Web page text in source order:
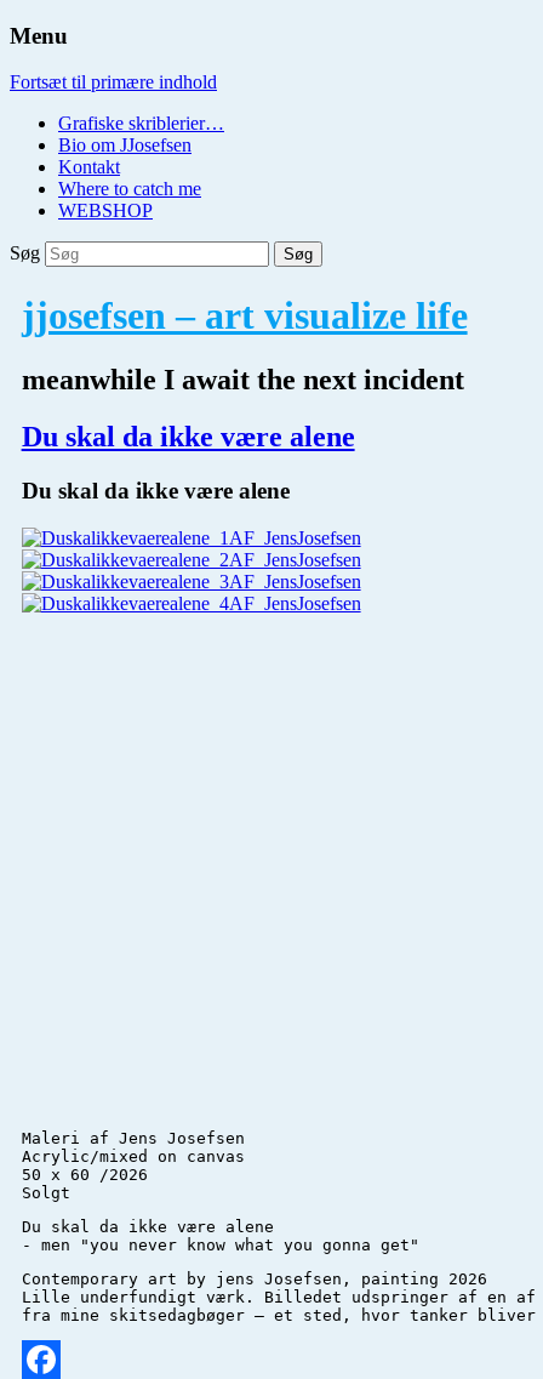
Menu
Fortsæt til primære indhold
Grafiske skriblerier…
Bio om JJosefsen
Kontakt
Where to catch me
WEBSHOP
Søg
jjosefsen – art visualize life
meanwhile I await the next incident
Du skal da ikke være alene
Du skal da ikke være alene
Maleri af Jens Josefsen
Acrylic/mixed on canvas
50 x 60 /2026
Solgt
Du skal da ikke være alene
- men "you never know what you gonna get"
Contemporary art by jens Josefsen, painting 2026
Lille underfundigt værk. Billedet udspringer af en af
fra mine skitsedagbøger – et sted, hvor tanker